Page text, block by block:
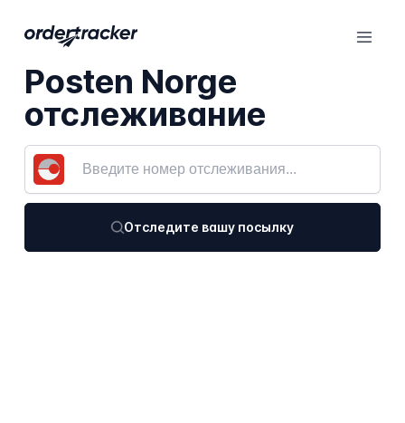
Posten Norge
отслеживание
Отследите вашу посылку